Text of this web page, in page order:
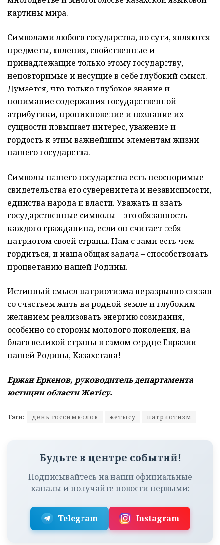
картины мира.
Символами любого государства, по сути, являются
предметы, явления, свойственные и
принадлежащие только этому государству,
неповторимые и несущие в себе глубокий смысл.
Думается, что только глубокое знание и
понимание содержания государственной
атрибутики, проникновение и познание их
сущности повышает интерес, уважение и
гордость к этим важнейшим элементам жизни
нашего государства.
Символы нашего государства есть неоспоримые
свидетельства его суверенитета и независимости,
единства народа и власти. Уважать и знать
государственные символы – это обязанность
каждого гражданина, если он считает себя
патриотом своей страны. Нам с вами есть чем
гордиться, и наша общая задача – способствовать
процветанию нашей Родины.
Истинный смысл патриотизма неразрывно связан
со счастьем жить на родной земле и глубоким
желанием реализовать энергию созидания,
особенно со стороны молодого поколения, на
благо великой страны в самом сердце Евразии –
нашей Родины, Казахстана!
Ержан Еркенов, руководитель департамента
юстиции области Жетісу.
Тэги: день госсимволов жетысу патриотизм
Будьте в центре событий!
Подписывайтесь на наши официальные
каналы и получайте новости первыми:
Telegram Instagram